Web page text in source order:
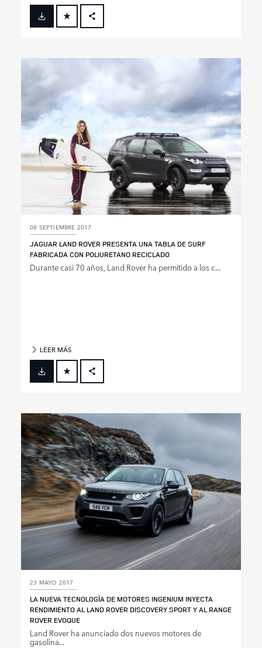
FACEBOOK
08 SEPTIEMBRE 2017
JAGUAR LAND ROVER PRESENTA UNA TABLA DE SURF
FABRICADA CON POLIURETANO RECICLADO
Durante casi 70 años, Land Rover ha permitido a los c...
LEER MÁS
FACEBOOK
SHARE
23 MAYO 2017
LA NUEVA TECNOLOGÍA DE MOTORES INGENIUM INYECTA
RENDIMIENTO AL LAND ROVER DISCOVERY SPORT Y AL RANGE
ROVER EVOQUE
Land Rover ha anunciado dos nuevos motores de
gasolina...